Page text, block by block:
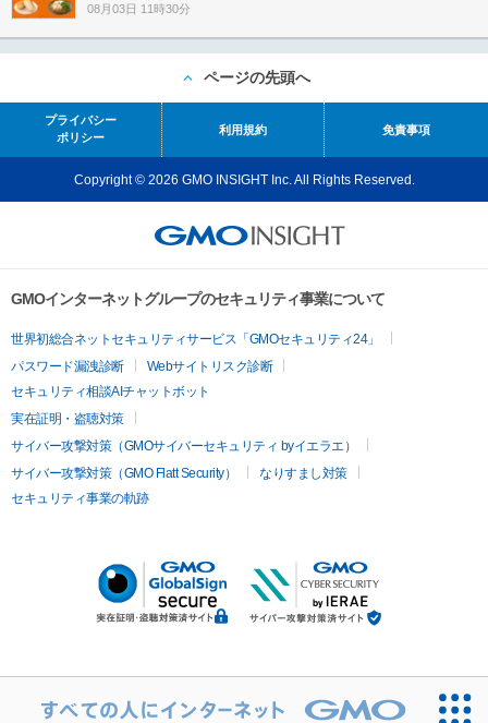
08月03日 11時30分
ページの先頭へ
プライバシー
ポリシー
利用規約 免責事項
Copyright © 2026 GMO INSIGHT Inc. All Rights Reserved.
GMOインターネットグループのセキュリティ事業について
世界初総合ネットセキュリティサービス「GMOセキュリティ24」
パスワード漏洩診断
Webサイトリスク診断
セキュリティ相談AIチャットボット
実在証明・盗聴対策
サイバー攻撃対策（GMOサイバーセキュリティ byイエラエ）
サイバー攻撃対策（GMO Flatt Security）
なりすまし対策
セキュリティ事業の軌跡